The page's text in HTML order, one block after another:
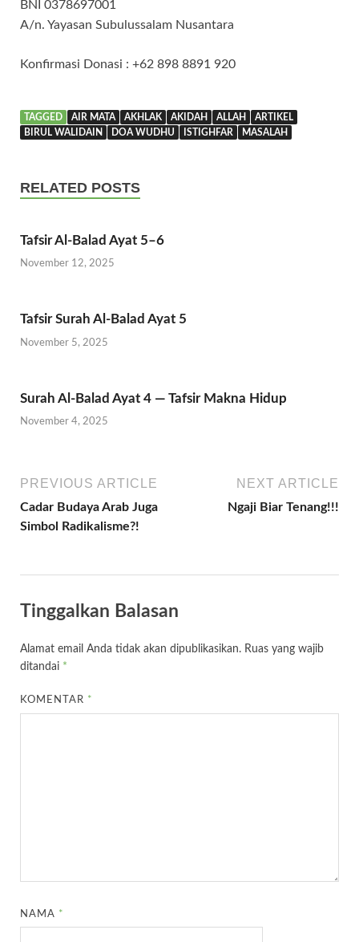
BNI 0378697001
A/n. Yayasan Subulussalam Nusantara
Konfirmasi Donasi : +62 898 8891 920
TAGGED AIR MATA AKHLAK AKIDAH ALLAH
ARTIKEL
BIRUL WALIDAIN
DOA WUDHU ISTIGHFAR MASALAH
RELATED POSTS
Tafsir Al-Balad Ayat 5–6
November 12, 2025
Tafsir Surah Al-Balad Ayat 5
November 5, 2025
Surah Al-Balad Ayat 4 — Tafsir Makna Hidup
November 4, 2025
PREVIOUS ARTICLE
Cadar Budaya Arab Juga
Simbol Radikalisme?!
NEXT ARTICLE
Ngaji Biar Tenang!!!
Tinggalkan Balasan
Alamat email Anda tidak akan dipublikasikan. Ruas yang wajib
ditandai *
KOMENTAR *
NAMA *